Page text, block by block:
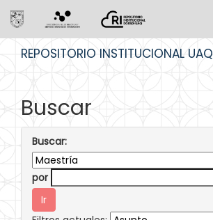
REPOSITORIO INSTITUCIONAL UAQ
Buscar
Buscar:
por